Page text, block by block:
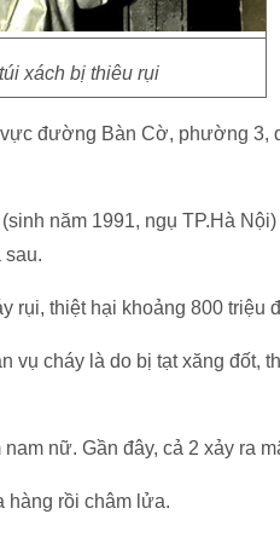
xách bị thiêu rụi
đường Bàn Cờ, phường 3,
năm 1991, ngụ TP.Hà
sau.
rụi, thiệt hại khoảng 800 triệu
vụ cháy là do bị tạt xăng đốt,
nữ. Gần đây, cả 2 xảy ra
hàng rồi châm lửa.